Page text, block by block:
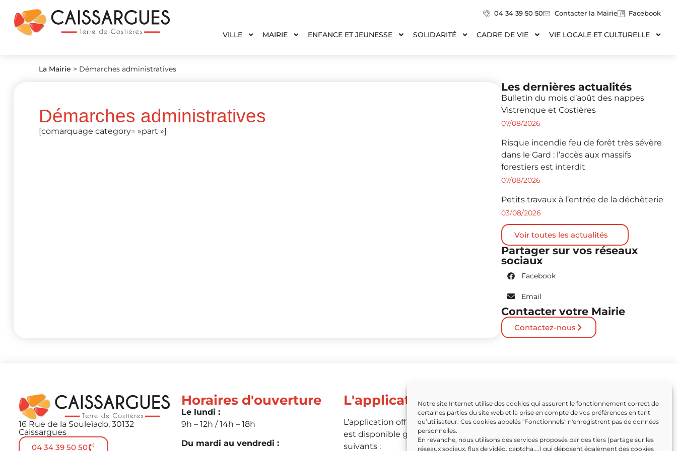
Notre site Internet utilise des cookies qui assurent le fonctionnement correct de
certaines parties du site web et la prise en compte de vos préférences en tant
qu’utilisateur. Ces cookies appelés "Fonctionnels" n'enregistrent pas de données
personnelles.
En revanche, nous utilisons des services proposés par des tiers (partage sur les
réseaux sociaux, flux de vidéo, captcha,...) qui déposent également des cookies
04 34 39 50 50 Contacter la Mairie Facebook
VILLE MAIRIE ENFANCE ET JEUNESSE SOLIDARITÉ CADRE DE VIE VIE LOCALE ET CULTURELLE
La Mairie > Démarches administratives
Démarches administratives
[comarquage category= »part »]
Les dernières actualités
Bulletin du mois d’août des nappes
Vistrenque et Costières
07/08/2026
Risque incendie feu de forêt très sévère
dans le Gard : l’accès aux massifs
forestiers est interdit
07/08/2026
Petits travaux à l’entrée de la déchèterie
03/08/2026
Voir toutes les actualités
Partager sur vos réseaux
sociaux
Facebook
Email
Contacter votre Mairie
Contactez-nous
16 Rue de la Souleïado, 30132
Caissargues
04 34 39 50 50
Horaires d'ouverture
Le lundi :
9h – 12h / 14h – 18h
Du mardi au vendredi :
L'application
L’application officielle de Caissargues
est disponible grâce aux liens
suivants :
Partenaires